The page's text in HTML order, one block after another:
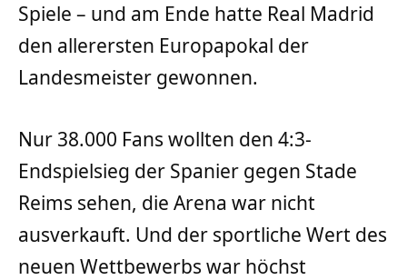
Spiele – und am Ende hatte Real Madrid
den allerersten Europapokal der
Landesmeister gewonnen.
Nur 38.000 Fans wollten den 4:3-
Endspielsieg der Spanier gegen Stade
Reims sehen, die Arena war nicht
ausverkauft. Und der sportliche Wert des
neuen Wettbewerbs war höchst